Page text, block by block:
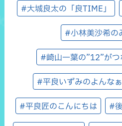
#大城良太の「良TIME」
#小林美沙希の
#崎山一葉の”12”がつ
#平良いずみのよんな
#平良匠のこんにちは #